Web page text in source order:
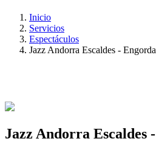
Inicio
Servicios
Espectáculos
Jazz Andorra Escaldes -
Jazz Andorra Escaldes